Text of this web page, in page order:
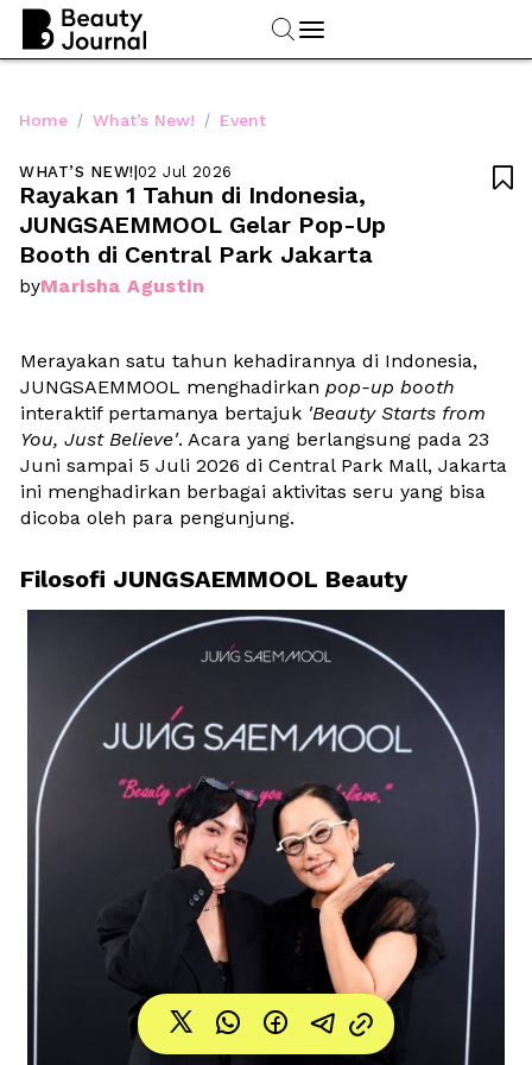
Home / What’s New! / Event
WHAT’S NEW!|02 Jul 2026
Rayakan 1 Tahun di Indonesia,
JUNGSAEMMOOL Gelar Pop-Up
Booth di Central Park Jakarta
byMarisha Agustin

Merayakan satu tahun kehadirannya di Indonesia,
JUNGSAEMMOOL menghadirkan pop-up booth
interaktif pertamanya bertajuk 'Beauty Starts from
You, Just Believe'. Acara yang berlangsung pada 23
Juni sampai 5 Juli 2026 di Central Park Mall, Jakarta
ini menghadirkan berbagai aktivitas seru yang bisa
dicoba oleh para pengunjung.
Filosofi JUNGSAEMMOOL Beauty